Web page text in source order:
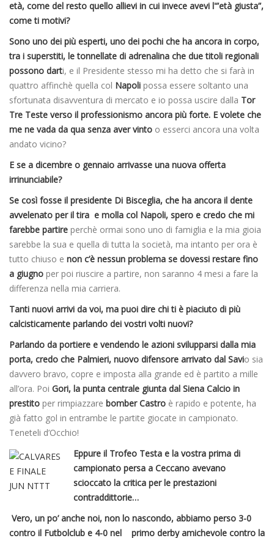
età, come del resto quello allievi in cui invece avevi l'”età giusta”,
come ti motivi?
Sono uno dei più esperti, uno dei pochi che ha ancora in corpo,
tra i superstiti, le tonnellate di adrenalina che due titoli regionali
possono darti, e il Presidente stesso mi ha detto che si farà in
quattro affinchè quella col Napoli possa essere soltanto una
sfortunata disavventura di mercato e io possa uscire dalla Tor
Tre Teste verso il professionismo ancora più forte. E volete che
me ne vada da qua senza aver vinto o esserci ancora una volta
andato vicino?
E se a dicembre o gennaio arrivasse una nuova offerta
irrinunciabile?
Se così fosse il presidente Di Bisceglia, che ha ancora il dente
avvelenato per il tira e molla col Napoli, spero e credo che mi
farebbe partire perchè ormai sono uno di famiglia e la mia gioia
sarebbe la sua e quella di tutta la società, ma intanto per ora è
tutto chiuso e non c’è nessun problema se dovessi restare fino
a giugno per poi riuscire a partire, non saranno 4 mesi a fare la
differenza nella mia carriera.
Tanti nuovi arrivi da voi, ma puoi dire chi ti è piaciuto di più
calcisticamente parlando dei vostri volti nuovi?
Parlando da portiere e vendendo le azioni svilupparsi dalla mia
porta, credo che Palmieri, nuovo difensore arrivato dal Savio sia
davvero bravo, copre e imposta alla grande ed è partito a mille
all’ora. Poi Gori, la punta centrale giunta dal Siena Calcio in
prestito per rimpiazzare bomber Castro è rapido e potente, ha
già fatto gol in entrambe le partite giocate in campionato.
Teneteli d’Occhio!
Eppure il Trofeo Testa e la vostra prima di
campionato persa a Ceccano avevano
scioccato la critica per le prestazioni
contraddittorie…
Vero, un po’ anche noi, non lo nascondo, abbiamo perso 3-0
contro il Futbolclub e 4-0 nel primo derby amichevole contro la